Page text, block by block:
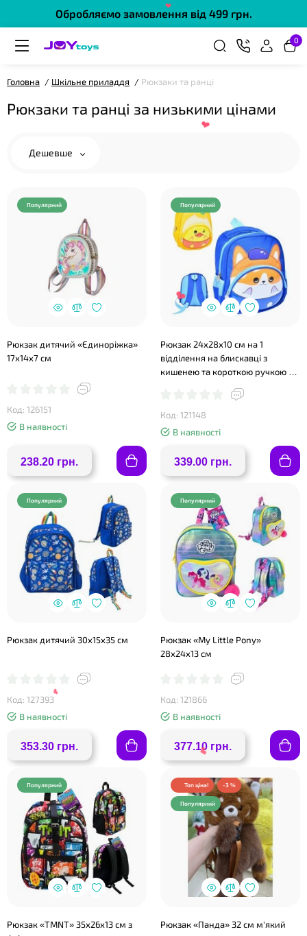
Обробляємо замовлення від 499 грн.
0
Головна Шкільне приладдя Рюкзаки та ранці
Рюкзаки та ранці за низькими цінами
Дешевше
Популярний
Рюкзак дитячий «Єдиноріжка»
17х14х7 см
Код: 126151
В наявності
238.20 грн.
Популярний
Рюкзак 24х28х10 см на 1
відділення на блискавці з
кишенею та короткою ручкою у
Код: 121148
В наявності
339.00 грн.
Популярний
Рюкзак дитячий 30х15х35 см
Код: 127393
В наявності
353.30 грн.
Популярний
Рюкзак «My Little Pony»
28х24х13 см
Код: 121866
В наявності
377.10 грн.
Популярний
Рюкзак «TMNT» 35х26х13 см з
Топ ціна! -3 %
Популярний
Рюкзак «Панда» 32 см м'який
❤
❤
❤
❤
❤